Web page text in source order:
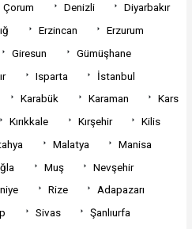
Çorum Denizli
Diyarbakır
Erzincan
Erzurum
Giresun
Gümüşhane
Isparta
İstanbul
Karabük Karaman
Kars
Kırıkkale Kırşehir
Kilis
Malatya
Manisa
Muş
Nevşehir
Rize
Adapazarı
Sivas
Şanlıurfa